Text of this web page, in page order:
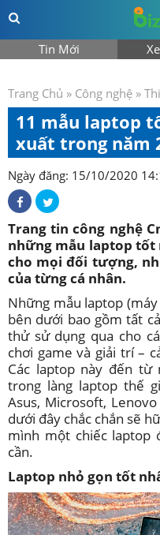
Tin Mới
Trang Chủ » Công nghệ »
11 mẫu laptop
xuất trong năm
Ngày đăng: 15/10/2020
Trang tin công nghệ
những mẫu laptop tốt
cho mọi đối tượng,
của từng cá nhân.
Những mẫu laptop
bên dưới bao gồm tất
thử sử dụng qua cho
chơi game và giải trí –
Các laptop này đến từ
trong làng laptop thế
Asus, Microsoft,
dưới đây chắc chắn sẽ
mình một chiếc laptop
cần.
Laptop nhỏ gọn tốt